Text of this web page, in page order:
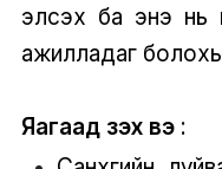
элсэх ба энэ нь
ажилладаг
Яагаад үзэх вэ: